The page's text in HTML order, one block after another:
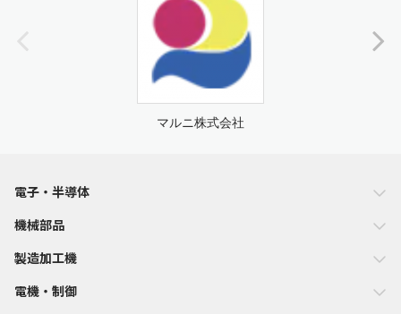
マルニ株式会社
電子・半導体
機械部品
製造加工機
電機・制御